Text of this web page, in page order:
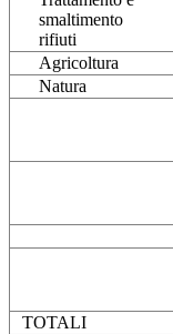
smaltimento
rifiuti
Agricoltura
Natura
TOTALI